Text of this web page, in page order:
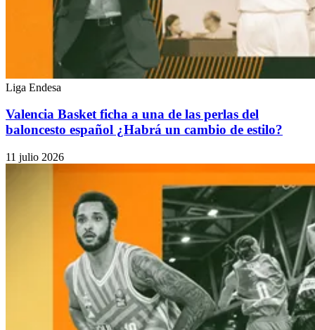
Liga Endesa
Valencia Basket ficha a una de las perlas del
baloncesto español ¿Habrá un cambio de estilo?
11 julio 2026